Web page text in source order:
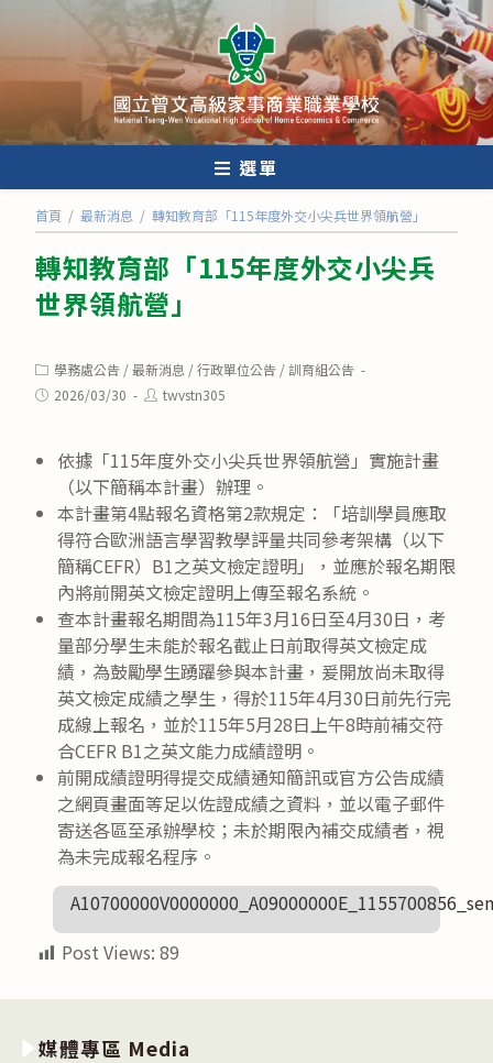
內
選單
首頁 / 最新消息 / 轉知教育部「115年度外交小尖兵世界領航營」
轉知教育部「115年度外交小尖兵
世界領航營」
Post
category:
學務處公告 /最新消息 /行政單位公告 /訓育組公告
Post2026/03/30
Posttwvstn305
依據「115年度外交小尖兵世界領航營」實施計畫
（以下簡稱本計畫）辦理。
本計畫第4點報名資格第2款規定：「培訓學員應取
得符合歐洲語言學習教學評量共同參考架構（以下
簡稱CEFR）B1之英文檢定證明」，並應於報名期限
內將前開英文檢定證明上傳至報名系統。
查本計畫報名期間為115年3月16日至4月30日，考
量部分學生未能於報名截止日前取得英文檢定成
績，為鼓勵學生踴躍參與本計畫，爰開放尚未取得
英文檢定成績之學生，得於115年4月30日前先行完
成線上報名，並於115年5月28日上午8時前補交符
合CEFR B1之英文能力成績證明。
前開成績證明得提交成績通知簡訊或官方公告成績
之網頁畫面等足以佐證成績之資料，並以電子郵件
寄送各區至承辦學校；未於期限內補交成績者，視
為未完成報名程序。
Post Views: 89
媒體專區 Media